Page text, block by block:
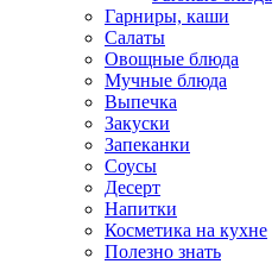
Гарниры, каши
Салаты
Овощные блюда
Мучные блюда
Выпечка
Закуски
Запеканки
Соусы
Десерт
Напитки
Косметика на кухне
Полезно знать